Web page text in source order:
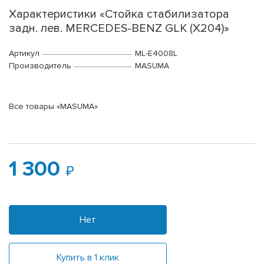
Характеристики «Стойка стабилизатора
задн. лев. MERCEDES-BENZ GLK (X204)»
Артикул
ML-E4008L
Производитель
MASUMA
Все товары «MASUMA»
1 300
Нет
Купить в 1 клик